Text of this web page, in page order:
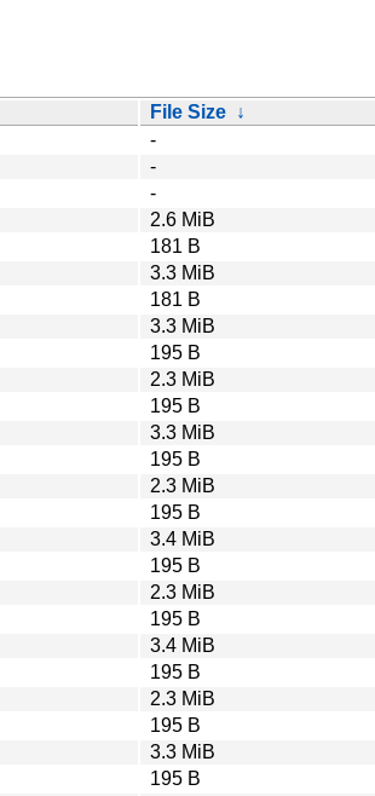
File Size ↓
-
-
-
2.6 MiB
181 B
3.3 MiB
181 B
3.3 MiB
195 B
2.3 MiB
195 B
3.3 MiB
195 B
2.3 MiB
195 B
3.4 MiB
195 B
2.3 MiB
195 B
3.4 MiB
195 B
2.3 MiB
195 B
3.3 MiB
195 B